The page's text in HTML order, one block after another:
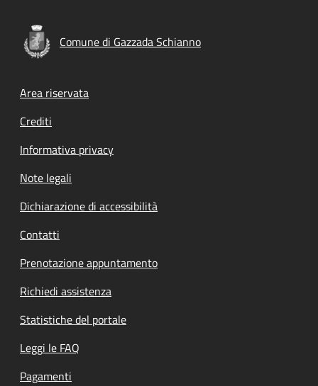
Comune di Gazzada Schianno
Footer menu
Area riservata
Crediti
Informativa privacy
Note legali
Dichiarazione di accessibilità
Contatti
Prenotazione appuntamento
Richiedi assistenza
Statistiche del portale
Leggi le FAQ
Pagamenti